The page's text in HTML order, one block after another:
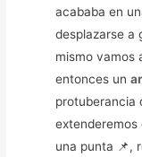
acababa en
desplazarse a
mismo vamos
entonces un
una punta 📌,